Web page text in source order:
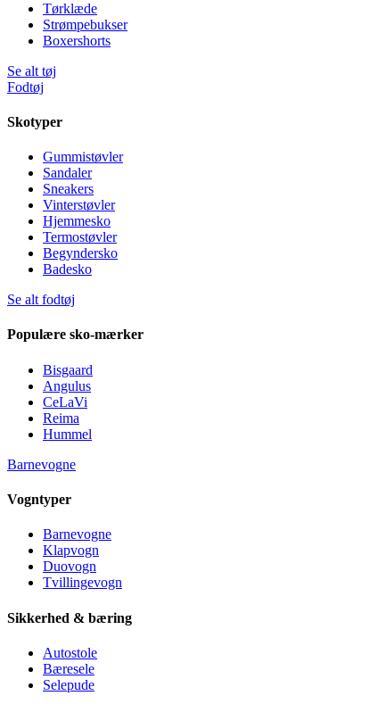
Tørklæde
Strømpebukser
Boxershorts
Se alt tøj
Fodtøj
Skotyper
Gummistøvler
Sandaler
Sneakers
Vinterstøvler
Hjemmesko
Termostøvler
Begyndersko
Badesko
Se alt fodtøj
Populære sko-mærker
Bisgaard
Angulus
CeLaVi
Reima
Hummel
Barnevogne
Vogntyper
Barnevogne
Klapvogn
Duovogn
Tvillingevogn
Sikkerhed & bæring
Autostole
Bæresele
Selepude